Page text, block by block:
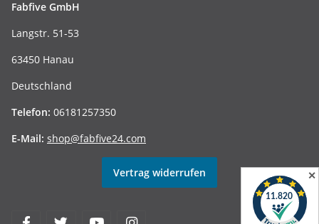
Fabfive GmbH
Langstr. 51-53
63450 Hanau
Deutschland
Telefon: 06181257350
E-Mail: shop@fabfive24.com
Vertrag widerrufen ✕